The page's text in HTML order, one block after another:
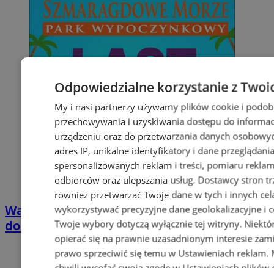
Wakacyjny wypoczynek nad Bałtykiem w
domkach Szmaragdowe Morze
Odpowiedzialne korzystanie z
My i nasi partnerzy używamy plików cookie i
przechowywania i uzyskiwania dostępu do
urządzeniu oraz do przetwarzania danych
adres IP, unikalne identyfikatory i dane
spersonalizowanych reklam i treści, pomiaru
odbiorców oraz ulepszania usług. Dostawcy stron
również przetwarzać Twoje dane w tych i innych
wykorzystywać precyzyjne dane geolokalizacyjne i
Twoje wybory dotyczą wyłącznie tej witryny.
opierać się na prawnie uzasadnionym interesie
prawo sprzeciwić się temu w Ustawieniach reklam.